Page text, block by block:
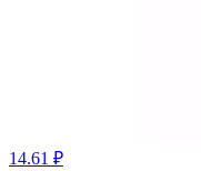
14.61 ₽